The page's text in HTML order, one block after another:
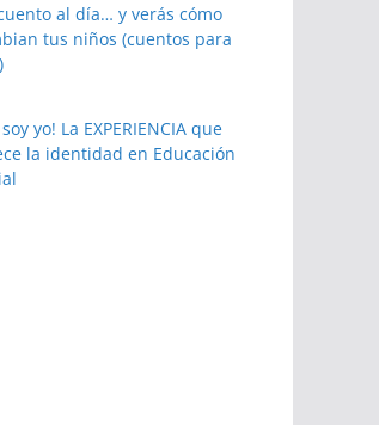
al día… y verás cómo
tus niños(cuentos para
soy yo! La EXPERIENCIA que
la identidad en Educación